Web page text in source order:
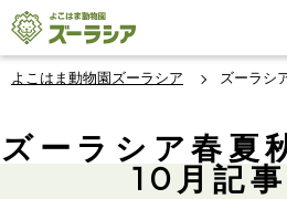
よこはま動物園ズーラシア ズーラシ
ズーラシア春夏
10月記